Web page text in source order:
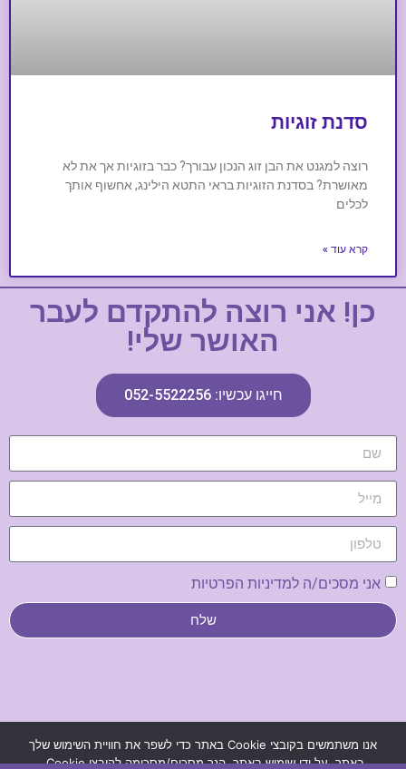
סדנת זוגיות
רוצה למגנט את הבן זוג הנכון עבורך? כבר בזוגיות אך את לא
מאושרת? בסדנת הזוגיות בראי התטא הילינג, אחשוף אותך
לכלים
קרא עוד »
כן! אני רוצה להתקדם לעבר
האושר שלי!
חייגו עכשיו: 052-5522256
אני מסכים/ה למדיניות הפרטיות
שלח
אנו משתמשים בקובצי Cookie באתר כדי לשפר את חוויית השימוש שלך
באתר. על ידי שימוש באתר, הנך מסכים/מסכימה לקובצי Cookie.